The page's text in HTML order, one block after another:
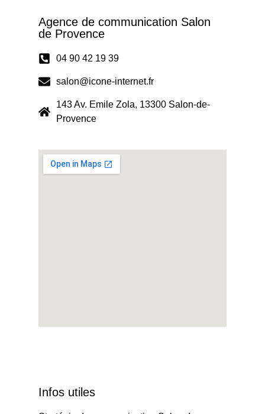
Agence de communication Salon
de Provence
04 90 42 19 39
salon@icone-internet.fr
143 Av. Emile Zola, 13300 Salon-de-
Provence
Infos utiles